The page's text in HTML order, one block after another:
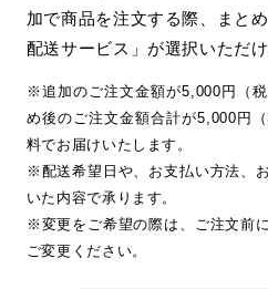
加で商品を注文する際、まと
配送サービス」が選択いただけ
※追加のご注文金額が5,000円（
め後のご注文金額合計が5,000円
料でお届けいたします。
※配送希望日や、お支払い方法、
いた内容で承ります。
※変更をご希望の際は、ご注文前
ご変更ください。